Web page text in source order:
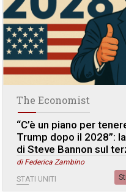
The Economist
“C’è un piano per
Trump dopo il 2028”:
di Steve Bannon sul
di Federica Zambino
STATI UNITI